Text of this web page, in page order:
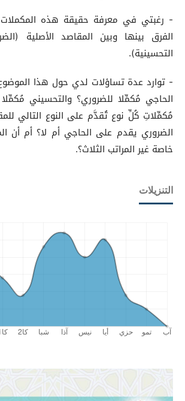
- رغبتي في معرفة حقيقة هذه المكملات
الفرق بينها وبين المقاصد الأصلية
التحسينية).
- توارد عدة تساؤلات لدي حول هذا
الحاجي مُكمِّلا للضروري؟ والتحسيني
مُكمِّلاتِ كُلِّ نوع تُقدَّم على النوع التالي
الضروري يقدم على الحاجي أم لا؟ أم أن
خاصة غير المراتب الثلاث؟.
التنزيلات